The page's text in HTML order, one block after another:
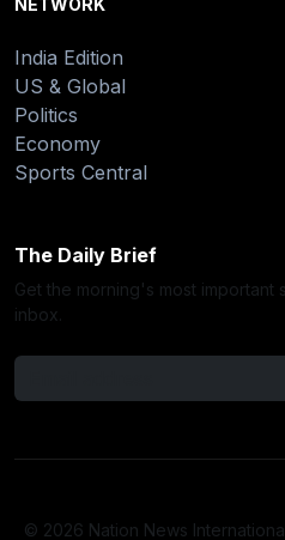
NETWORK
India Edition
US & Global
Politics
Economy
Sports Central
The Daily Brief
Get the morning's most
inbox.
© 2026 Nation News